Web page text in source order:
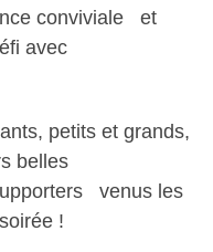
conviviale et
avec
petits et grands,
belles
venus les
!